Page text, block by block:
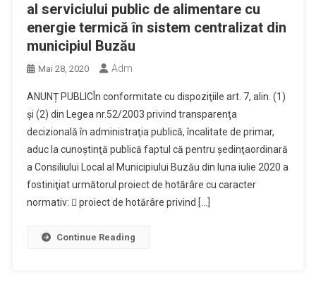
al serviciului public de alimentare cu
energie termică în sistem centralizat din
municipiul Buzău
Mai 28, 2020 Adm
ANUNȚ PUBLICÎn conformitate cu dispoziţiile art. 7, alin. (1)
și (2) din Legea nr.52/2003 privind transparenţa
decizională în administraţia publică, încalitate de primar,
aduc la cunoştinţă publică faptul că pentru şedinţaordinară
a Consiliului Local al Municipiului Buzău din luna iulie 2020 a
fostiniţiat următorul proiect de hotărâre cu caracter
normativ:  proiect de hotărâre privind […]
Continue Reading